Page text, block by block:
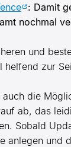
: Damit
nochmal
und
helfend zur
auch die
ab, das
Sobald
und